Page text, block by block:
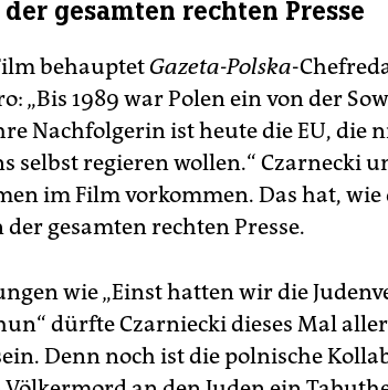
gesamten rechten Presse
behauptetGazeta-Polska-
„Bis 1989 war Polen ein von der
Nachfolgerin ist heute die EU, die
selbst regieren wollen.“ Czarnecki
im Film vorkommen. Das hat, wie
gesamten rechten Presse.
wie „Einst hatten wir die
dürfte Czarniecki dieses Mal
Denn noch ist die polnische